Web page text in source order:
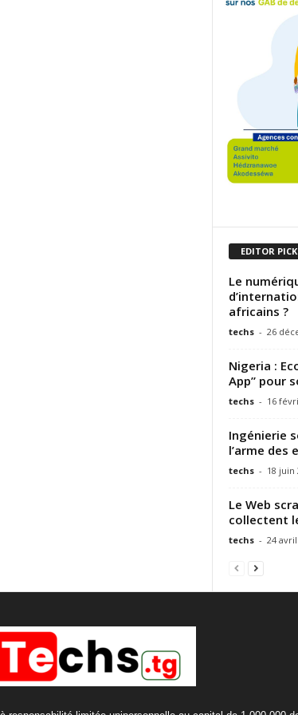
EDITOR
Le
africains ?
techs - 26
Nigeria :
App” pour
techs - 16
Ingénierie
l’arme des
techs - 18 juin
Le Web
collectent
techs - 24